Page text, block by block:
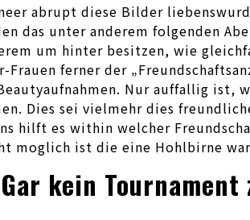
abrupt diese Bilder
das unter anderem folgenden
um hinter besitzen, wie
ferner der
Nur auffallig
Dies sei vielmehr dies
hilft es within welcher
moglich ist die eine Hohlbirne
kein Tournament